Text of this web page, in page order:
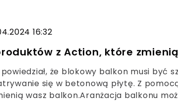
16:32
z Action, które
że blokowy balkon musi być
się w betonową płytę. Z
wasz balkon.Aranżacja balkonu